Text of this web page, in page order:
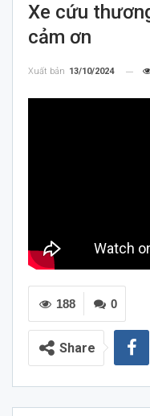
Xe cứu
cảm ơn
Xuất bản 13/10/2024
0
188
Share